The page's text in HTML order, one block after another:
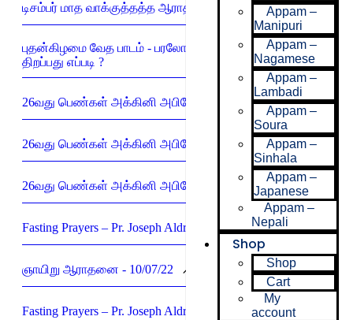
Appam –
Manipuri
Appam –
Nagamese
Appam –
Lambadi
Appam –
Soura
Appam –
Sinhala
Appam –
Japanese
Appam –
Nepali
Shop
Shop
Cart
My
account
டிசம்பர் மாத வாக்குத்தத்த ஆராதனை கூட்டம்
புதன்கிழமை வேத பாடம் - பரலோகத்தின் வாசல்களை
திறப்பது எப்படி ?
26வது பெண்கள் அக்கினி அபிஷேக முகாம் - 3ஆம் நாள்
26வது பெண்கள் அக்கினி அபிஷேக முகாம் - 2ஆம் நாள்
26வது பெண்கள் அக்கினி அபிஷேக முகாம் - 1ஆம் நாள்
Fasting Prayers – Pr. Joseph Aldrin - 30/06/22
ஞாயிறு ஆராதனை - 10/07/22
Fasting Prayers – Pr. Joseph Aldrin - 25/06/22